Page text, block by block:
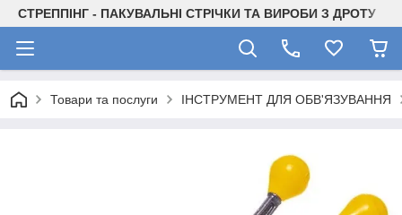
СТРЕППІНГ - ПАКУВАЛЬНІ СТРІЧКИ ТА ВИРОБИ З ДРОТУ
Товари та послуги ІНСТРУМЕНТ ДЛЯ ОБВ'ЯЗУВАННЯ